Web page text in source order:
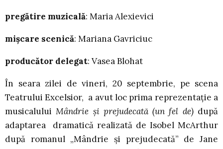
pregătire muzicală: Maria Alexievici
mișcare scenică: Mariana Gavriciuc
producător delegat: Vasea Blohat
În seara zilei de vineri, 20 septembrie, pe scena
Teatrului Excelsior, a avut loc prima reprezentaţie a
musicaluluiMândrie și prejudecată (un fel de)după
adaptarea dramatică realizată de Isobel McArthur
după romanul „Mândrie și prejudecată” de Jane